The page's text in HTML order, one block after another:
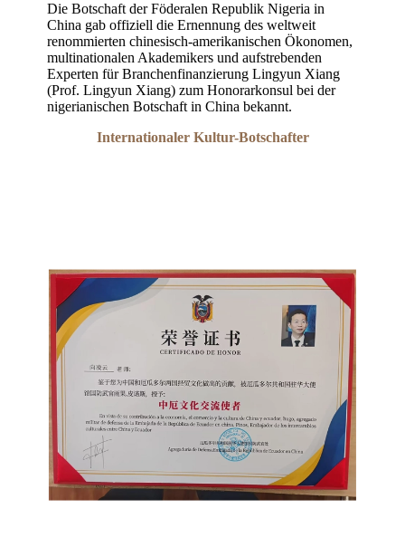
Die Botschaft der Föderalen Republik Nigeria in
China gab offiziell die Ernennung des weltweit
renommierten chinesisch-amerikanischen Ökonomen,
multinationalen Akademikers und aufstrebenden
Experten für Branchenfinanzierung Lingyun Xiang
(Prof. Lingyun Xiang) zum Honorarkonsul bei der
nigerianischen Botschaft in China bekannt.
Internationaler Kultur-Botschafter